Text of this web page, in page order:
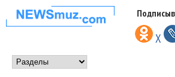
Перейти к основному
содержанию
НОВОСТИ
МУЗЫКИ И
X